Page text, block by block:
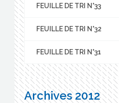
FEUILLE DE TRI N°33
FEUILLE DE TRI N°32
FEUILLE DE TRI N°31
Archives 2012